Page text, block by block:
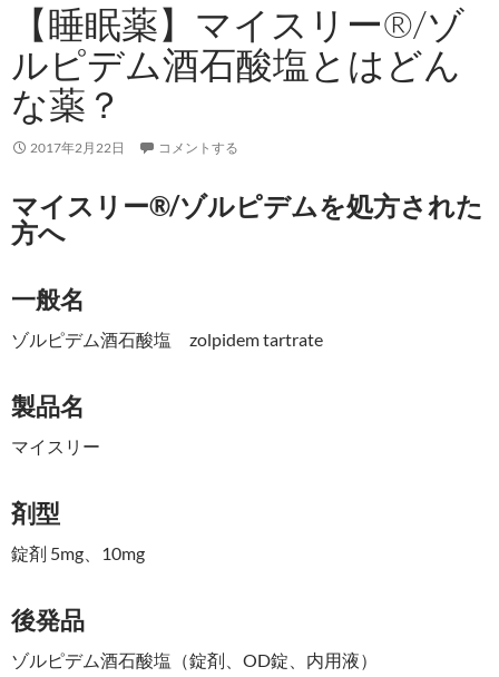
【睡眠薬】マイスリー®/ゾ
ルピデム酒石酸塩とはどん
な薬？
2017年2月22日 コメントする
マイスリー®/ゾルピデムを処方された
方へ
一般名
ゾルピデム酒石酸塩 zolpidem tartrate
製品名
マイスリー
剤型
錠剤 5mg、10mg
後発品
ゾルピデム酒石酸塩（錠剤、OD錠、内用液）